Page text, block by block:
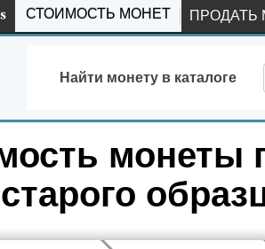
СТОИМОСТЬ МОНЕТ ПРОДАТЬ
Найти монету в каталоге
монеты